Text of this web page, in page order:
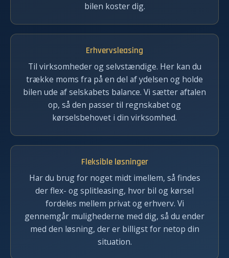
bilen koster dig.
Erhvervsleasing
Til virksomheder og selvstændige. Her kan du
trække moms fra på en del af ydelsen og holde
bilen ude af selskabets balance. Vi sætter aftalen
op, så den passer til regnskabet og
kørselsbehovet i din virksomhed.
Fleksible løsninger
Har du brug for noget midt imellem, så findes
der flex- og splitleasing, hvor bil og kørsel
fordeles mellem privat og erhverv. Vi
gennemgår mulighederne med dig, så du ender
med den løsning, der er billigst for netop din
situation.